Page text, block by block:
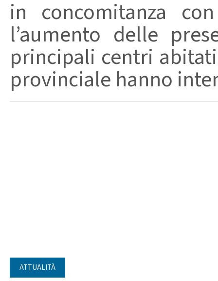
in concomitanza
l’aumento delle
principali centri
provinciale hanno
ATTUALITÀ